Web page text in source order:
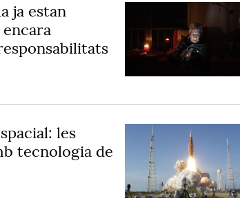
ja estan
les
tecnologia de